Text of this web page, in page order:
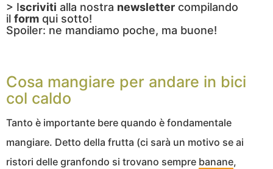
> Iscriviti alla nostra newsletter compilando
il form qui sotto!
Spoiler: ne mandiamo poche, ma buone!
Cosa mangiare per andare in bici
col caldo
Tanto è importante bere quando è fondamentale
mangiare. Detto della frutta (ci sarà un motivo se ai
ristori delle granfondo si trovano sempre banane,